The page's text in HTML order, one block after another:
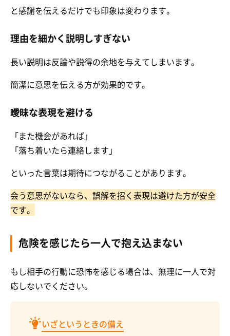
と感謝を伝えるだけでも印象は変わります。
理由を細かく説明しすぎない
長い説明は反論や説得の余地を与えてしまいます。
簡潔に意思を伝える方が効果的です。
曖昧な表現を避ける
「また機会があれば」
「落ち着いたら連絡します」
といった言葉は期待につながることがあります。
会う意思がないなら、誤解を招く表現は避けた方が安全
です。
危険を感じたら一人で抱え込まない
もし相手の行動に恐怖を感じる場合は、無理に一人で対
応しないでください。
いざというときの備え